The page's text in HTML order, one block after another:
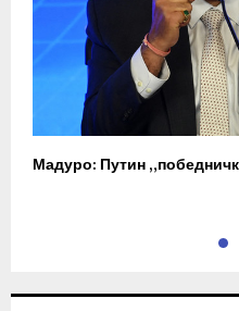
Мадуро: Путин